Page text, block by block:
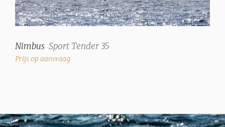
Nimbus Sport Tender 35
Prijs op aanvraag